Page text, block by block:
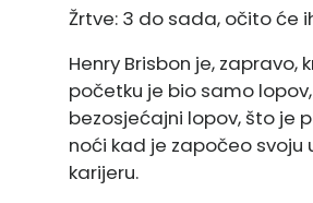
Žrtve: 3 do sada, očito će
Henry Brisbon je, zapravo,
početku je bio samo
bezosjećajni lopov, što je
noći kad je započeo svoju
karijeru.